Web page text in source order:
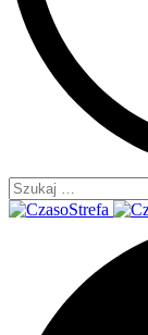
Szukaj: